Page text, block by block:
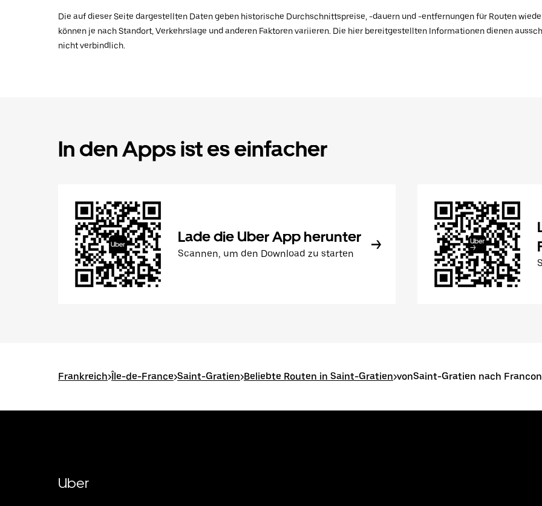
Die auf dieser Seite dargestellten Daten geben historische Durchschnittspreise, -dauern und -entfernungen für Routen
können je nach Standort, Verkehrslage und anderen Faktoren variieren. Die hier bereitgestellten Informationen dienen
nicht verbindlich.
In den Apps ist es einfacher
Lade die Uber App herunter
Scannen, um den Download zu starten
Frankreich>Île-de-France>Saint-Gratien>Beliebte Routen in Saint-Gratien>vonSaint-Gratien nach
Uber